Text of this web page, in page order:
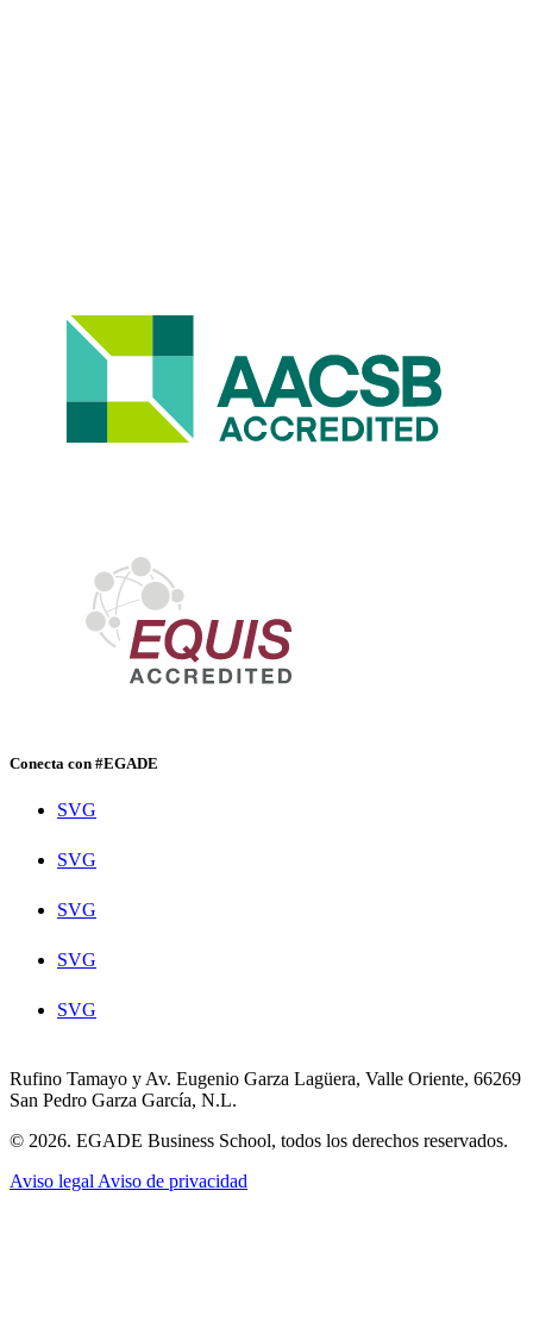
Conecta con #EGADE
SVG
SVG
SVG
SVG
SVG
Rufino Tamayo y Av. Eugenio Garza Lagüera, Valle Oriente, 66269
San Pedro Garza García, N.L.
© 2026. EGADE Business School, todos los derechos reservados.
Aviso legal Aviso de privacidad